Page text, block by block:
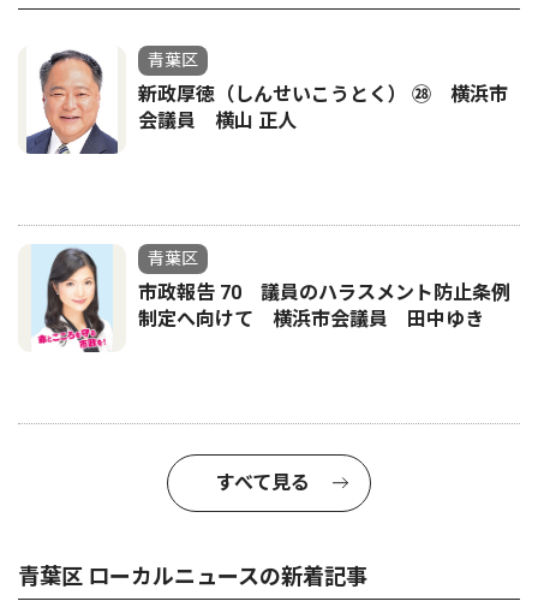
青葉区
新政厚徳（しんせいこうとく） ㉘ 横浜市
会議員 横山 正人
青葉区
市政報告 70 議員のハラスメント防止条例
制定へ向けて 横浜市会議員 田中ゆき
すべて見る
青葉区 ローカルニュースの新着記事